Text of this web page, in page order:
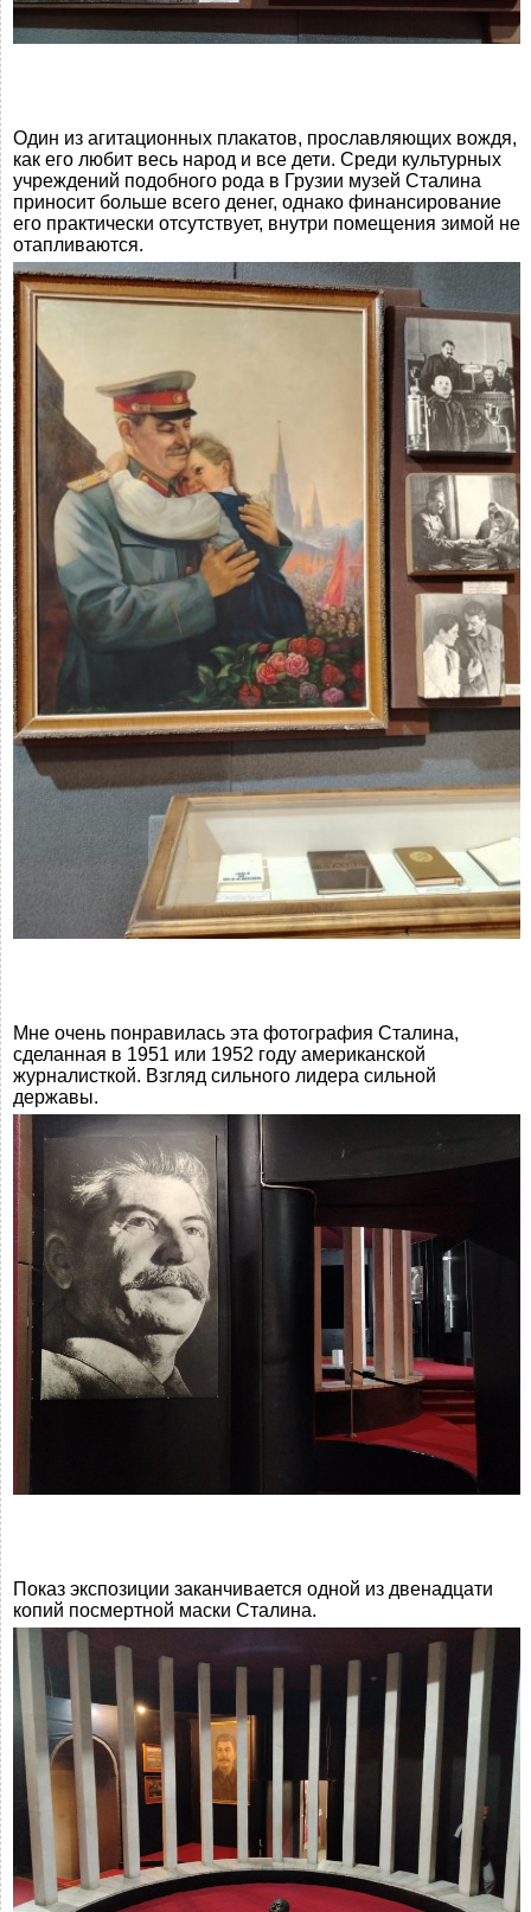
Один из агитационных плакатов, прославляющих вождя,
как его любит весь народ и все дети. Среди культурных
учреждений подобного рода в Грузии музей Сталина
приносит больше всего денег, однако финансирование
его практически отсутствует, внутри помещения зимой не
отапливаются.
Мне очень понравилась эта фотография Сталина,
сделанная в 1951 или 1952 году американской
журналисткой. Взгляд сильного лидера сильной
державы.
Показ экспозиции заканчивается одной из двенадцати
копий посмертной маски Сталина.